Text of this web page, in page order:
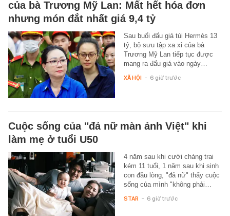
của bà Trương Mỹ Lan: Mất hết hóa đơn
nhưng món đắt nhất giá 9,4 tỷ
Sau buổi đấu giá túi Hermès 13
tỷ, bộ sưu tập xa xỉ của bà
Trương Mỹ Lan tiếp tục được
mang ra đấu giá vào ngày…
XÃ HỘI - 6 giờ trước
Cuộc sống của "đả nữ màn ảnh Việt" khi
làm mẹ ở tuổi U50
4 năm sau khi cưới chàng trai
kém 11 tuổi, 1 năm sau khi sinh
con đầu lòng, "đả nữ" thấy cuộc
sống của mình "không phải…
STAR - 6 giờ trước